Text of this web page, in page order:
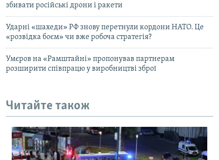
збивати російські дрони і ракети
Ударні «шахеди» РФ знову перетнули кордони НАТО. Це
«розвідка боєм» чи вже робоча стратегія?
Умєров на «Рамштайні» пропонував партнерам
розширити співпрацю у виробництві зброї
Читайте також